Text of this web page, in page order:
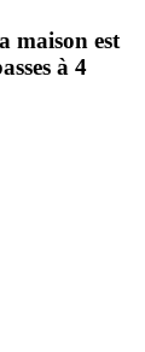
maison est
à 4